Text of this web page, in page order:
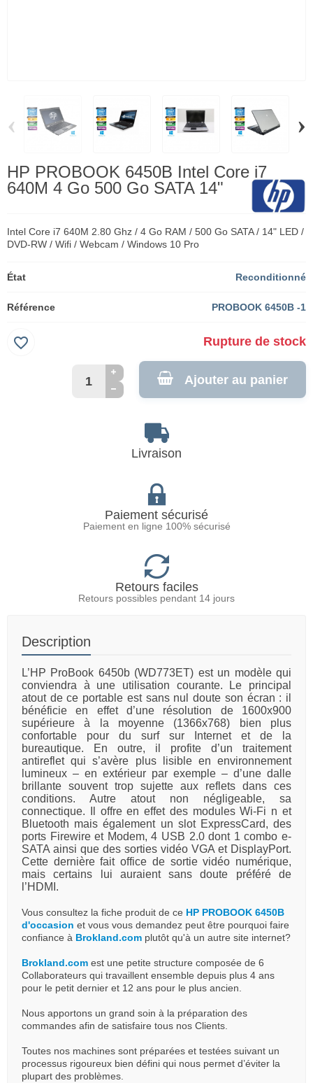
‹ ›
HP PROBOOK 6450B Intel Core i7
640M 4 Go 500 Go SATA 14"
Intel Core i7 640M 2.80 Ghz / 4 Go RAM / 500 Go SATA / 14" LED /
DVD-RW / Wifi / Webcam / Windows 10 Pro
État Reconditionné
Référence PROBOOK 6450B -1
Rupture de stock
Ajouter au panier
favorite_border
Livraison
Paiement sécurisé
Paiement en ligne 100% sécurisé
Retours faciles
Retours possibles pendant 14 jours
Description
L’HP ProBook 6450b (WD773ET) est un modèle qui
conviendra à une utilisation courante. Le principal
atout de ce portable est sans nul doute son écran : il
bénéficie en effet d’une résolution de 1600x900
supérieure à la moyenne (1366x768) bien plus
confortable pour du surf sur Internet et de la
bureautique. En outre, il profite d’un traitement
antireflet qui s’avère plus lisible en environnement
lumineux – en extérieur par exemple – d’une dalle
brillante souvent trop sujette aux reflets dans ces
conditions. Autre atout non négligeable, sa
connectique. Il offre en effet des modules Wi-Fi n et
Bluetooth mais également un slot ExpressCard, des
ports Firewire et Modem, 4 USB 2.0 dont 1 combo e-
SATA ainsi que des sorties vidéo VGA et DisplayPort.
Cette dernière fait office de sortie vidéo numérique,
mais certains lui auraient sans doute préféré de
l’HDMI.
Vous consultez la fiche produit de ce HP PROBOOK 6450B
d'occasion et vous vous demandez peut être pourquoi faire
confiance à Brokland.com plutôt qu'à un autre site internet?
Brokland.com est une petite structure composée de 6
Collaborateurs qui travaillent ensemble depuis plus 4 ans
pour le petit dernier et 12 ans pour le plus ancien.
Nous apportons un grand soin à la préparation des
commandes afin de satisfaire tous nos Clients.
Toutes nos machines sont préparées et testées suivant un
processus rigoureux bien défini qui nous permet d’éviter la
plupart des problèmes.